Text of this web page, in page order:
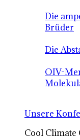
Die
Brüder
Die
OIV-
Unsere
Cool Climate